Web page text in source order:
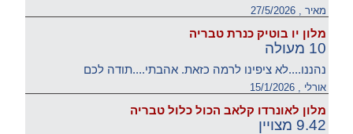
מאיר , 27/5/2026
מלון יו בוטיק כנרת טבריה
10 מעולה
נהננו....לא ציפינו לרמה כזאת. אהבתי....תודה לכם
אורלי , 15/1/2026
מלון לאונרדו קלאב הכול כלול טבריה
9.42 מצויין